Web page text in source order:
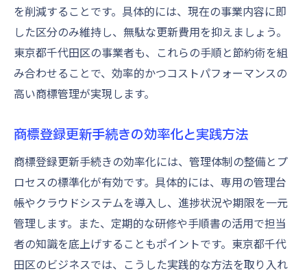
を削減することです。具体的には、現在の事業内容に即
した区分のみ維持し、無駄な更新費用を抑えましょう。
東京都千代田区の事業者も、これらの手順と節約術を組
み合わせることで、効率的かつコストパフォーマンスの
高い商標管理が実現します。
商標登録更新手続きの効率化と実践方法
商標登録更新手続きの効率化には、管理体制の整備とプ
ロセスの標準化が有効です。具体的には、専用の管理台
帳やクラウドシステムを導入し、進捗状況や期限を一元
管理します。また、定期的な研修や手順書の活用で担当
者の知識を底上げすることもポイントです。東京都千代
田区のビジネスでは、こうした実践的な方法を取り入れ